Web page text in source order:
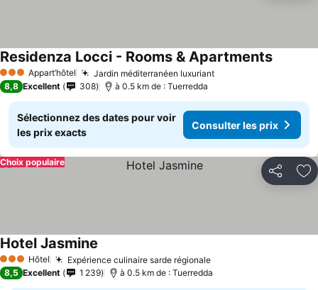
3 ÉtoilesAppart’hôtel Jardin méditerranéen luxuriant
Residenza Locci - Rooms & Apartments
8,8 Excellent 308 à 0.5 km de : Tuerredda
Sélectionnez des dates pour voir
les prix exacts
Consulter les prix
Partager
Choix populaire
3 ÉtoilesHôtel Expérience culinaire sarde régionale
Hotel Jasmine
8,5 Excellent 1 239 à 0.5 km de : Tuerredda